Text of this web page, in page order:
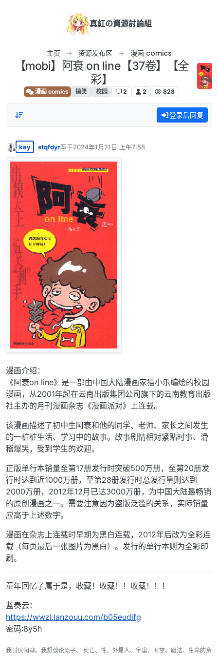
真紅の資源討論組
主页 资源发布区 漫画 comics
【mobi】阿衰 on line【37卷】【全
彩】
漫画 comics 搞笑 校园 2 2 828
登录后回复
离线
key stqfdyr写于2024年1月21日 上午7:58
最后由 编辑
漫画介绍：
《阿衰on line》是一部由中国大陆漫画家猫小乐编绘的校园
漫画，从2001年起在云南出版集团公司旗下的云南教育出版
社主办的月刊漫画杂志《漫画派对》上连载。
该漫画描述了初中生阿衰和他的同学、老师、家长之间发生
的一桩桩生活、学习中的故事。故事剧情相对紧贴时事、滑
稽爆笑，受到学生的欢迎。
正版单行本销量至第17册发行时突破500万册，至第20册发
行时达到近1000万册，至第28册发行时总发行量则达到
2000万册，2012年12月已达3000万册，为中国大陆最畅销
的原创漫画之一。需要注意因为盗版泛滥的关系，实际销量
应高于上述数字。
漫画在杂志上连载时早期为黑白连载，2012年后改为全彩连
载（每页最后一张图片为黑白）。发行的单行本则为全彩印
刷。
童年回忆了属于是，收藏！收藏！！收藏！！！
蓝奏云：
https://wwzl.lanzouu.com/b05eudifg
密码:8y5h
我讨厌闲聊。我想谈论原子、 死亡、性、外星人、宇宙、时空、魔法、生命的意